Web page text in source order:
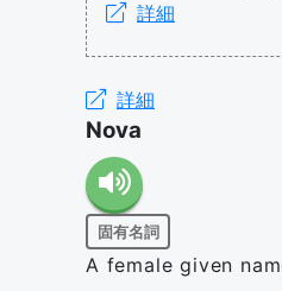
詳細
詳細
Nova
固有名詞
A female given